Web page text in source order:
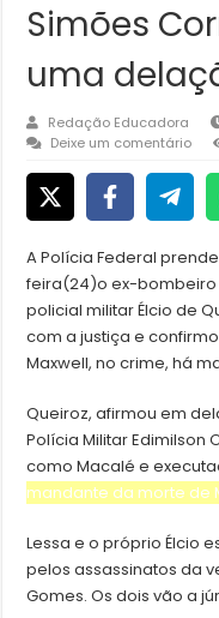
Simões
uma
Redação Educadora
Deixe um comentário
A Polícia Federal
feira(24)o ex-bombeiro
policial militar Élcio de
com a justiça e
Maxwell, no crime, há
Queiroz, afirmou em
Polícia Militar Edimilson
como Macalé e
mandante da morte de
Lessa e o próprio Élcio
pelos assassinatos da
Gomes. Os dois vão a